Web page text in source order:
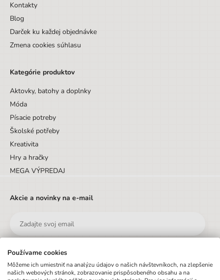
Kontakty
Blog
Darček ku každej objednávke
Zmena cookies súhlasu
Kategórie produktov
Aktovky, batohy a doplnky
Móda
Písacie potreby
Školské potřeby
Kreativita
Hry a hračky
MEGA VÝPREDAJ
Akcie a novinky na e-mail
Používame cookies
Môžeme ich umiestniť na analýzu údajov o našich návštevníkoch, na zlepšenie
našich webových stránok, zobrazovanie prispôsobeného obsahu a na